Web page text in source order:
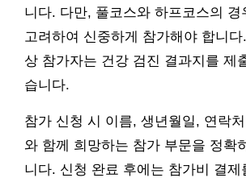
니다. 다만, 풀코스와 하프코스의 경
고려하여 신중하게 참가해야 합니다
상 참가자는 건강 검진 결과지를 제
습니다.
참가 신청 시 이름, 생년월일, 연락
와 함께 희망하는 참가 부문을 정확
니다. 신청 완료 후에는 참가비 결제